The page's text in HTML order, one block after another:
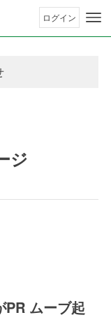
ログイン
ジ
ムーブ起